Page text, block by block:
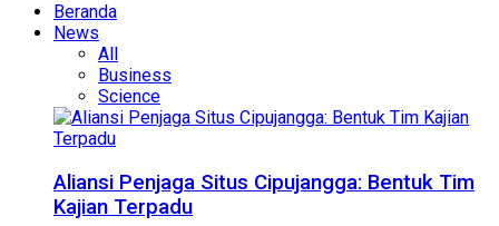
Beranda
News
All
Business
Science
Aliansi Penjaga Situs Cipujangga: Bentuk Tim
Kajian Terpadu